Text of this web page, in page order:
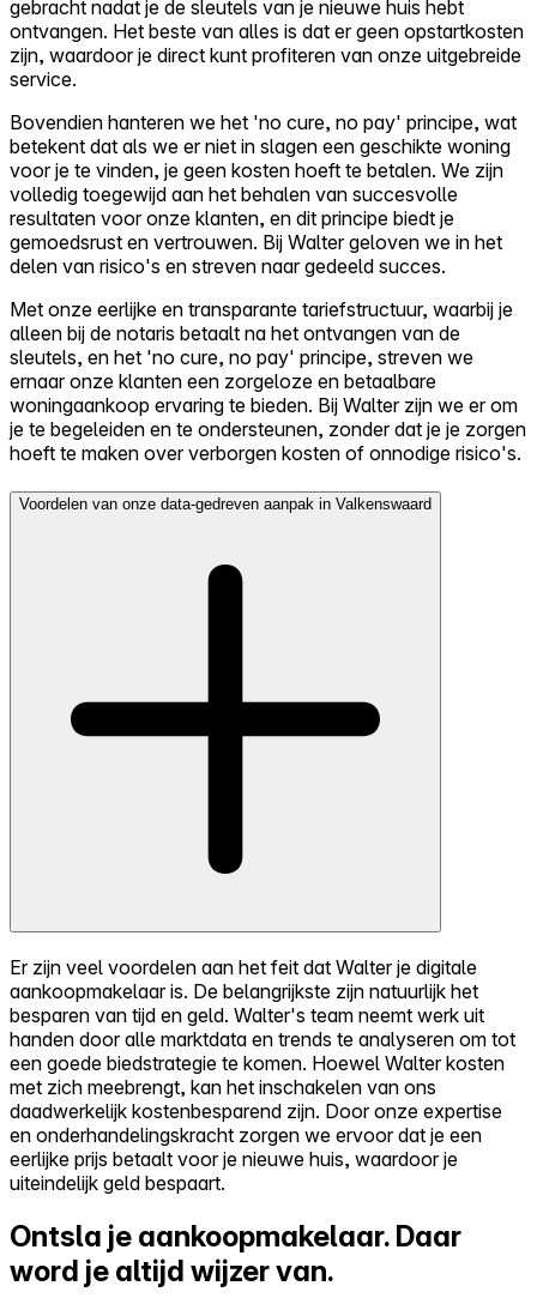
gebracht nadat je de sleutels van je nieuwe huis hebt
ontvangen. Het beste van alles is dat er geen opstartkosten
zijn, waardoor je direct kunt profiteren van onze uitgebreide
service.
Bovendien hanteren we het 'no cure, no pay' principe, wat
betekent dat als we er niet in slagen een geschikte woning
voor je te vinden, je geen kosten hoeft te betalen. We zijn
volledig toegewijd aan het behalen van succesvolle
resultaten voor onze klanten, en dit principe biedt je
gemoedsrust en vertrouwen. Bij Walter geloven we in het
delen van risico's en streven naar gedeeld succes.
Met onze eerlijke en transparante tariefstructuur, waarbij je
alleen bij de notaris betaalt na het ontvangen van de
sleutels, en het 'no cure, no pay' principe, streven we
ernaar onze klanten een zorgeloze en betaalbare
woningaankoop ervaring te bieden. Bij Walter zijn we er om
je te begeleiden en te ondersteunen, zonder dat je je zorgen
hoeft te maken over verborgen kosten of onnodige risico's.
Voordelen van onze data-gedreven aanpak in Valkenswaard
Er zijn veel voordelen aan het feit dat Walter je digitale
aankoopmakelaar is. De belangrijkste zijn natuurlijk het
besparen van tijd en geld. Walter's team neemt werk uit
handen door alle marktdata en trends te analyseren om tot
een goede biedstrategie te komen. Hoewel Walter kosten
met zich meebrengt, kan het inschakelen van ons
daadwerkelijk kostenbesparend zijn. Door onze expertise
en onderhandelingskracht zorgen we ervoor dat je een
eerlijke prijs betaalt voor je nieuwe huis, waardoor je
uiteindelijk geld bespaart.
Ontsla je aankoopmakelaar. Daar
word je altijd wijzer van.